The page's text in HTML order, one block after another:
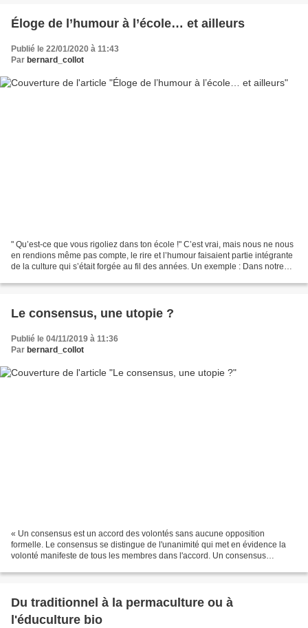
Éloge de l’humour à l’école… et ailleurs
Publié le 22/01/2020 à 11:43
Par bernard_collot
" Qu’est-ce que vous rigoliez dans ton école !" C’est vrai, mais nous ne nous
en rendions même pas compte, le rire et l’humour faisaient partie intégrante
de la culture qui s’était forgée au fil des années. Un exemple : Dans notre
Le consensus, une utopie ?
Publié le 04/11/2019 à 11:36
Par bernard_collot
« Un consensus est un accord des volontés sans aucune opposition
formelle. Le consensus se distingue de l'unanimité qui met en évidence la
volonté manifeste de tous les membres dans l'accord. Un consensus
Du traditionnel à la permaculture ou à
l'éduculture bio